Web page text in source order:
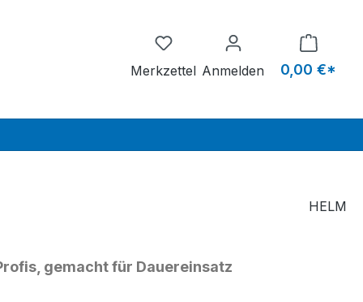
Du hast 0 Produkte auf dem
Merkzettel Anmelden 0,00 €*
HELM
gemacht für Dauereinsatz